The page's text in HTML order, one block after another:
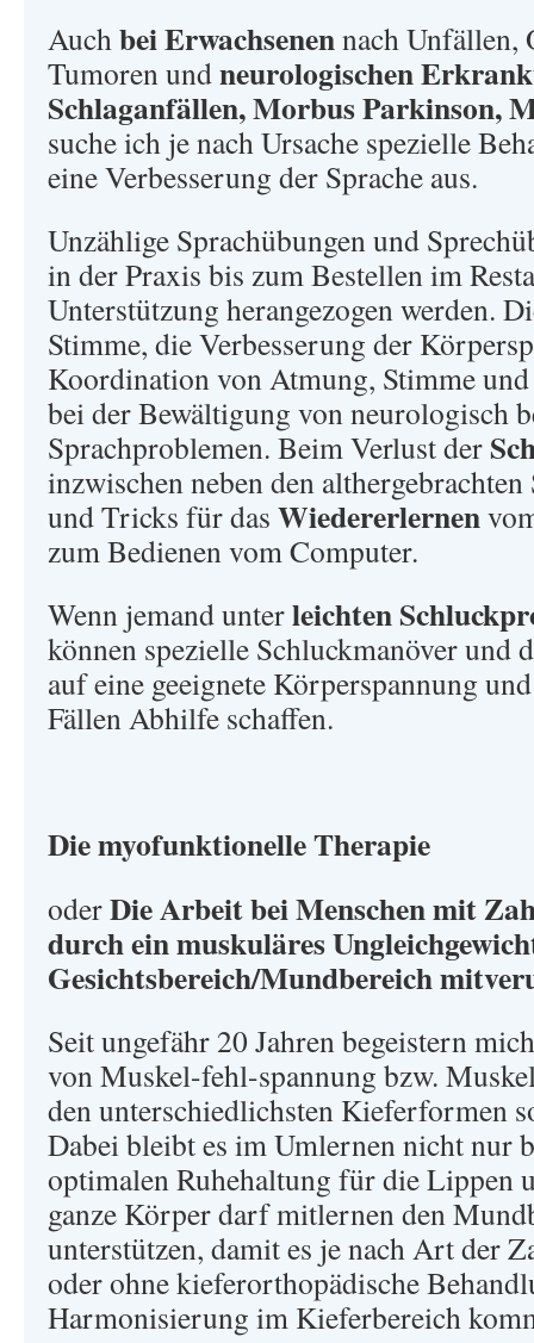
Auchbei Erwachsenennach Unfällen,
Tumoren undneurologischen
Schlaganfällen, Morbus Parkinson,
suche ich je nach Ursache spezielle
eine Verbesserung der Sprache aus.
Unzählige Sprachübungen und
in der Praxis bis zum Bestellen im
Unterstützung herangezogen werden.
Stimme, die Verbesserung der
Koordination von Atmung, Stimme
bei der Bewältigung von neurologisch
Sprachproblemen. Beim Verlust der
inzwischen neben den
und Tricks für das Wiedererlernen
zum Bedienen vom Computer.
Wenn jemand unterleichten
können spezielle Schluckmanöver und
auf eine geeignete Körperspannung
Fällen Abhilfe schaffen.
Die myofunktionelle Therapie
oderDie Arbeit bei Menschen mit
durch ein muskuläres
Gesichtsbereich/Mundbereich
Seit ungefähr 20 Jahren begeistern
von Muskel-fehl-spannung bzw.
den unterschiedlichsten Kieferformen
Dabei bleibt es im Umlernen nicht nur
optimalen Ruhehaltung für die Lippen
ganze Körper darf mitlernen den
unterstützen, damit es je nach Art der
oder ohne kieferorthopädische
Harmonisierung im Kieferbereich